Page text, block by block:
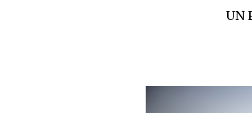
UN